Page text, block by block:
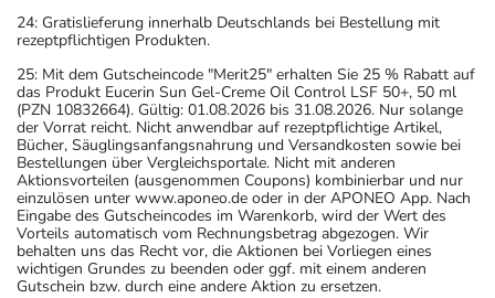
24: Gratislieferung innerhalb Deutschlands bei Bestellung mit
rezeptpflichtigen Produkten.
25: Mit dem Gutscheincode "Merit25" erhalten Sie 25 % Rabatt auf
das Produkt Eucerin Sun Gel-Creme Oil Control LSF 50+, 50 ml
(PZN 10832664). Gültig: 01.08.2026 bis 31.08.2026. Nur solange
der Vorrat reicht. Nicht anwendbar auf rezeptpflichtige Artikel,
Bücher, Säuglingsanfangsnahrung und Versandkosten sowie bei
Bestellungen über Vergleichsportale. Nicht mit anderen
Aktionsvorteilen (ausgenommen Coupons) kombinierbar und nur
einzulösen unter www.aponeo.de oder in der APONEO App. Nach
Eingabe des Gutscheincodes im Warenkorb, wird der Wert des
Vorteils automatisch vom Rechnungsbetrag abgezogen. Wir
behalten uns das Recht vor, die Aktionen bei Vorliegen eines
wichtigen Grundes zu beenden oder ggf. mit einem anderen
Gutschein bzw. durch eine andere Aktion zu ersetzen.